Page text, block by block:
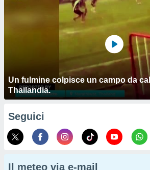
Un fulmine colpisce un campo da
Thailandia.
Seguici
Il meteo via e-mail